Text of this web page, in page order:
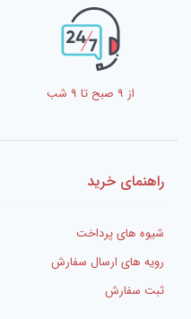
از 9 صبح تا 9 شب
راهنمای خرید
شیوه های پرداخت
رویه های ارسال سفارش
ثبت سفارش